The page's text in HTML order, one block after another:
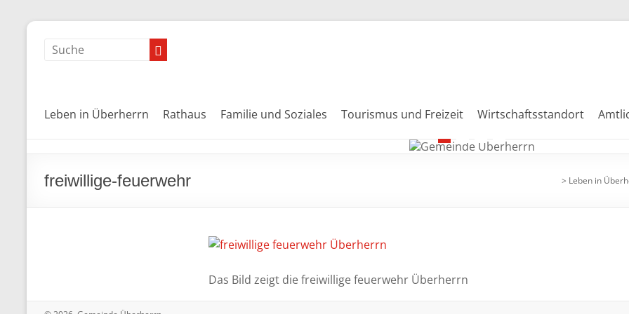
Leben in Überherrn Rathaus Familie und Soziales Tourismus und Freizeit Wirtschaftsstandort
1
freiwillige-feuerwehr > Leben in
Das Bild zeigt die freiwillige feuerwehr Überherrn